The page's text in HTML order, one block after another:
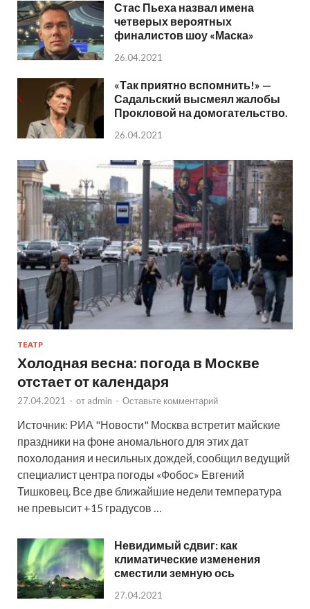
Стас Пьеха назвал имена
четверых вероятных
финалистов шоу «Маска»
26.04.2021
«Так приятно вспомнить!» —
Садальский высмеял жалобы
Прокловой на домогательство.
26.04.2021
ТЕАТР
Холодная весна: погода в Москве
отстает от календаря
27.04.2021 - от admin - Оставьте комментарий
Источник: РИА "Новости" Москва встретит майские
праздники на фоне аномального для этих дат
похолодания и несильных дождей, сообщил ведущий
специалист центра погоды «Фобос» Евгений
Тишковец. Все две ближайшие недели температура
не превысит +15 градусов …
Невидимый сдвиг: как
климатические изменения
сместили земную ось
27.04.2021